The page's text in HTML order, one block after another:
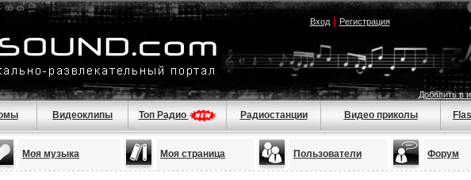
Вход| Регистрация
Добавить в
Видеоклипы Топ Радио Радиостанции Видео приколы
Моя музыка Моя страница Пользователи Форум